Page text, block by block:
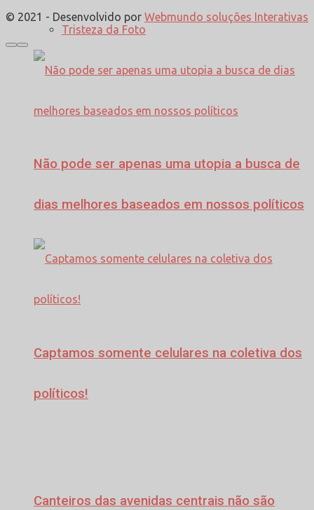
Tristeza da Foto
Não pode ser apenas uma utopia a busca de
dias melhores baseados em nossos políticos
Captamos somente celulares na coletiva dos
políticos!
Canteiros das avenidas centrais não são
© 2021 - Desenvolvido por Webmundo soluções Interativas